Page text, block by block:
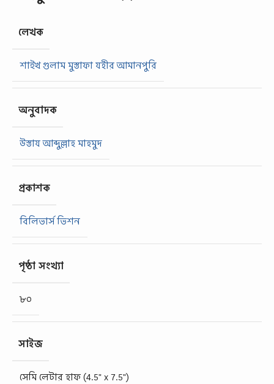
লেখক
শাইখ গুলাম মুস্তাফা যহীর আমানপুরি
অনুবাদক
উস্তায আব্দুল্লাহ মাহমুদ
প্রকাশক
বিলিভার্স ভিশন
পৃষ্ঠা সংখ্যা
৮০
সাইজ
সেমি লেটার হাফ (4.5" x 7.5")